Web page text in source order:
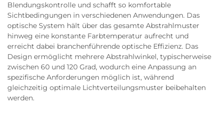
Blendungskontrolle und schafft so komfortable
Sichtbedingungen in verschiedenen Anwendungen. Das
optische System hält über das gesamte Abstrahlmuster
hinweg eine konstante Farbtemperatur aufrecht und
erreicht dabei branchenführende optische Effizienz. Das
Design ermöglicht mehrere Abstrahlwinkel, typischerweise
zwischen 60 und 120 Grad, wodurch eine Anpassung an
spezifische Anforderungen möglich ist, während
gleichzeitig optimale Lichtverteilungsmuster beibehalten
werden.